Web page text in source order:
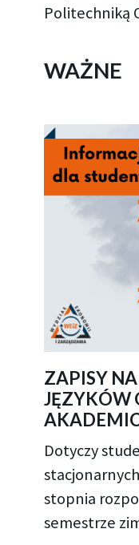
Politechniką
WAŻNE
ZAPISY
JĘZYKÓW
Dotyczy
stopnia
semestrze